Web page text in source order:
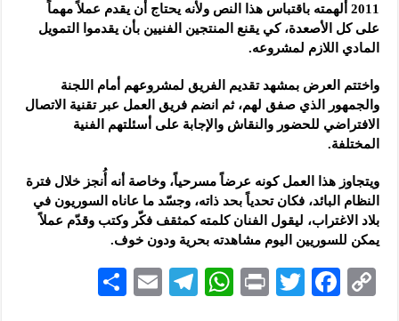
2011 ألهمته باقتباس ‏هذا النص ولأنه يحتاج أن يقدم عملاً مهماً
على كل الأصعدة، كي يقنع ‏المنتجين الفنيين بأن يقدموا التمويل
المادي اللازم لمشروعه.‏
واختتم العرض بمشهد تقديم الفريق لمشروعهم أمام اللجنة
والجمهور الذي ‏صفق لهم، ثم انضم فريق العمل عبر تقنية الاتصال
الافتراضي للحضور والنقاش والإجابة على أسئلتهم الفنية
المختلفة.‏
ويتجاوز هذا العمل كونه عرضاً مسرحياً، وخاصة أنه أُنجز خلال فترة
النظام ‌‏البائد، فكان تحدياً بحد ذاته، وجسّد ما عاناه السوريون في
بلاد الاغتراب، ‌‏ليقول الفنان كلمته كمثقف فكّر وكتب وقدّم عملاً
يمكن للسوريين اليوم ‌‏مشاهدته بحرية ودون خوف.‏
C
F
T
P
W
Te
E